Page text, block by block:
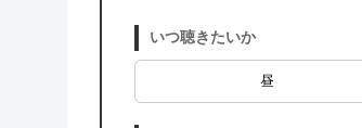
いつ聴きたいか
昼